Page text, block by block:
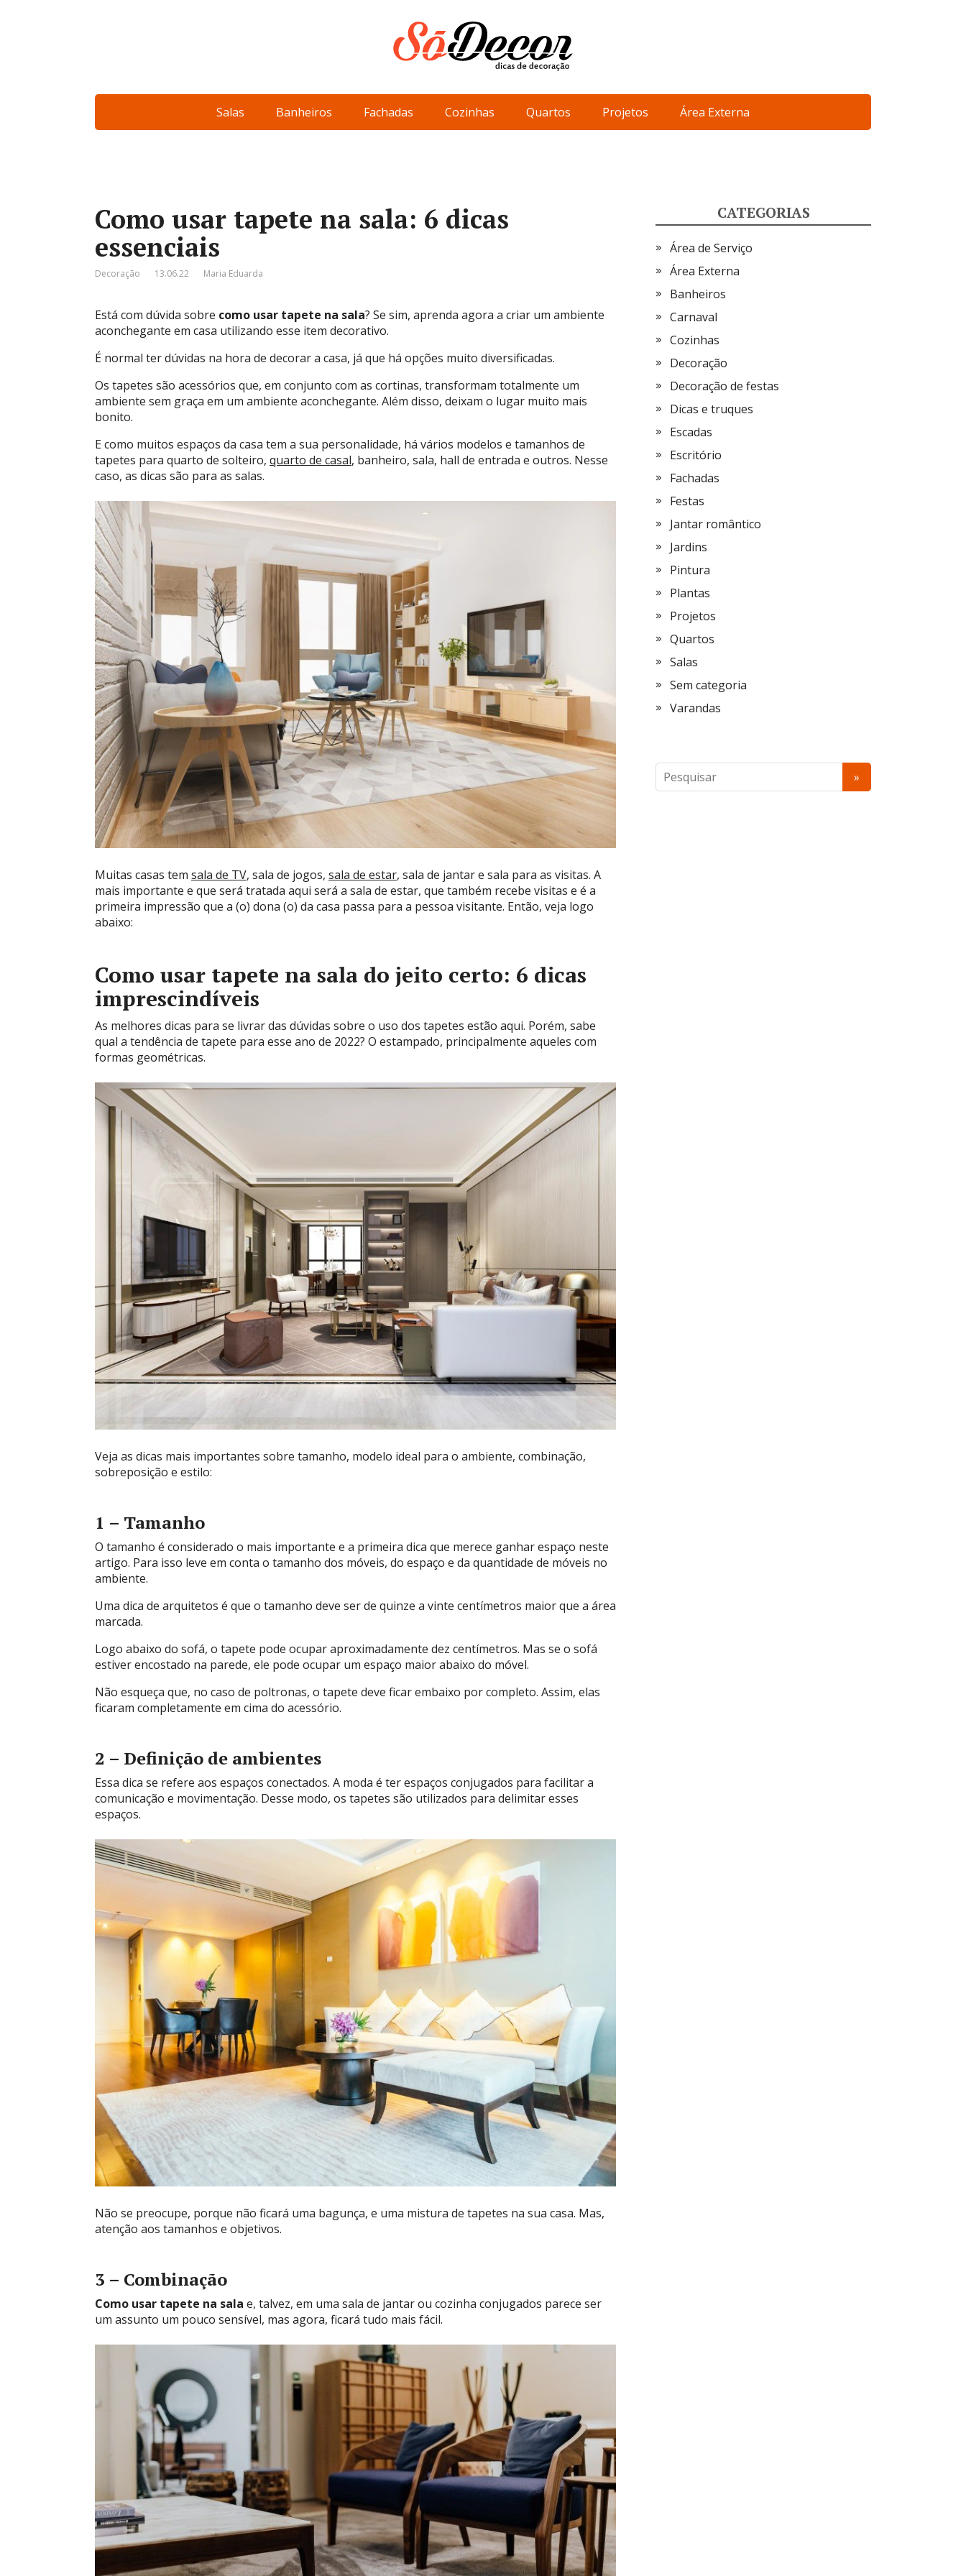
Salas Banheiros Fachadas Cozinhas Quartos Projetos Área Externa
Como usar tapete na sala: 6 dicas
essenciais
Decoração 13.06.22 Maria Eduarda
Está com dúvida sobre como usar tapete na sala? Se sim, aprenda agora a criar um ambiente
aconchegante em casa utilizando esse item decorativo.
É normal ter dúvidas na hora de decorar a casa, já que há opções muito diversificadas.
Os tapetes são acessórios que, em conjunto com as cortinas, transformam totalmente um
ambiente sem graça em um ambiente aconchegante. Além disso, deixam o lugar muito mais
bonito.
E como muitos espaços da casa tem a sua personalidade, há vários modelos e tamanhos de
tapetes para quarto de solteiro, quarto de casal, banheiro, sala, hall de entrada e outros. Nesse
caso, as dicas são para as salas.
Muitas casas tem sala de TV, sala de jogos, sala de estar, sala de jantar e sala para as visitas. A
mais importante e que será tratada aqui será a sala de estar, que também recebe visitas e é a
primeira impressão que a (o) dona (o) da casa passa para a pessoa visitante. Então, veja logo
abaixo:
Como usar tapete na sala do jeito certo: 6 dicas
imprescindíveis
As melhores dicas para se livrar das dúvidas sobre o uso dos tapetes estão aqui. Porém, sabe
qual a tendência de tapete para esse ano de 2022? O estampado, principalmente aqueles com
formas geométricas.
Veja as dicas mais importantes sobre tamanho, modelo ideal para o ambiente, combinação,
sobreposição e estilo:
1 – Tamanho
O tamanho é considerado o mais importante e a primeira dica que merece ganhar espaço neste
artigo. Para isso leve em conta o tamanho dos móveis, do espaço e da quantidade de móveis no
ambiente.
Uma dica de arquitetos é que o tamanho deve ser de quinze a vinte centímetros maior que a área
marcada.
Logo abaixo do sofá, o tapete pode ocupar aproximadamente dez centímetros. Mas se o sofá
estiver encostado na parede, ele pode ocupar um espaço maior abaixo do móvel.
Não esqueça que, no caso de poltronas, o tapete deve ficar embaixo por completo. Assim, elas
ficaram completamente em cima do acessório.
2 – Definição de ambientes
Essa dica se refere aos espaços conectados. A moda é ter espaços conjugados para facilitar a
comunicação e movimentação. Desse modo, os tapetes são utilizados para delimitar esses
espaços.
Não se preocupe, porque não ficará uma bagunça, e uma mistura de tapetes na sua casa. Mas,
atenção aos tamanhos e objetivos.
3 – Combinação
Como usar tapete na sala e, talvez, em uma sala de jantar ou cozinha conjugados parece ser
um assunto um pouco sensível, mas agora, ficará tudo mais fácil.
CATEGORIAS
Área de Serviço
Área Externa
Banheiros
Carnaval
Cozinhas
Decoração
Decoração de festas
Dicas e truques
Escadas
Escritório
Fachadas
Festas
Jantar romântico
Jardins
Pintura
Plantas
Projetos
Quartos
Salas
Sem categoria
Varandas